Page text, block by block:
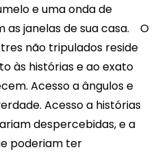
e uma onda de
janelas de sua casa.
O
não tripulados reside
às histórias e ao exato
Acesso a ângulos e
Acesso a histórias
despercebidas, e a
poderiam ter